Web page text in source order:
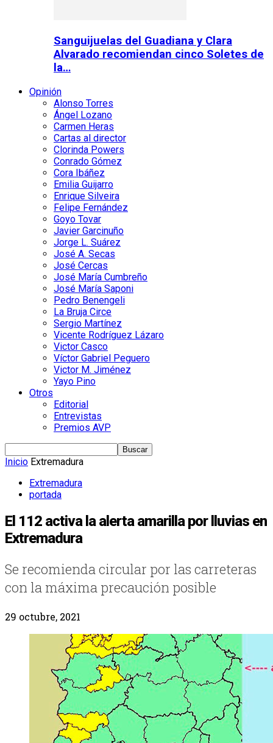
Sanguijuelas del Guadiana y Clara
Alvarado recomiendan cinco Soletes de
la…
Opinión
Alonso Torres
Ángel Lozano
Carmen Heras
Cartas al director
Clorinda Powers
Conrado Gómez
Cora Ibáñez
Emilia Guijarro
Enrique Silveira
Felipe Fernández
Goyo Tovar
Javier Garcinuño
Jorge L. Suárez
José A. Secas
José Cercas
José María Cumbreño
José María Saponi
Pedro Benengeli
La Bruja Circe
Sergio Martínez
Vicente Rodríguez Lázaro
Victor Casco
Víctor Gabriel Peguero
Victor M. Jiménez
Yayo Pino
Otros
Editorial
Entrevistas
Premios AVP
Inicio Extremadura
Extremadura
portada
El 112 activa la alerta amarilla por lluvias en
Extremadura
Se recomienda circular por las carreteras
con la máxima precaución posible
29 octubre, 2021